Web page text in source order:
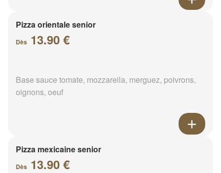
Pizza orientale senior
Dès 13.90 €
Base sauce tomate, mozzarella, merguez, poivrons,
oignons, oeuf
Pizza mexicaine senior
Dès 13.90 €